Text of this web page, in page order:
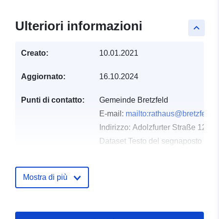
keyboard_arrow_up
Ulteriori informazioni
Creato: 10.01.2021
Aggiornato: 16.10.2024
Punti di contatto:
Gemeinde Bretzfeld
E-mail:
Indirizzo: Adolzfurter Straße 12,
Dataset Testo del segnaposto
Registro del
catalogo:
Mostra di più